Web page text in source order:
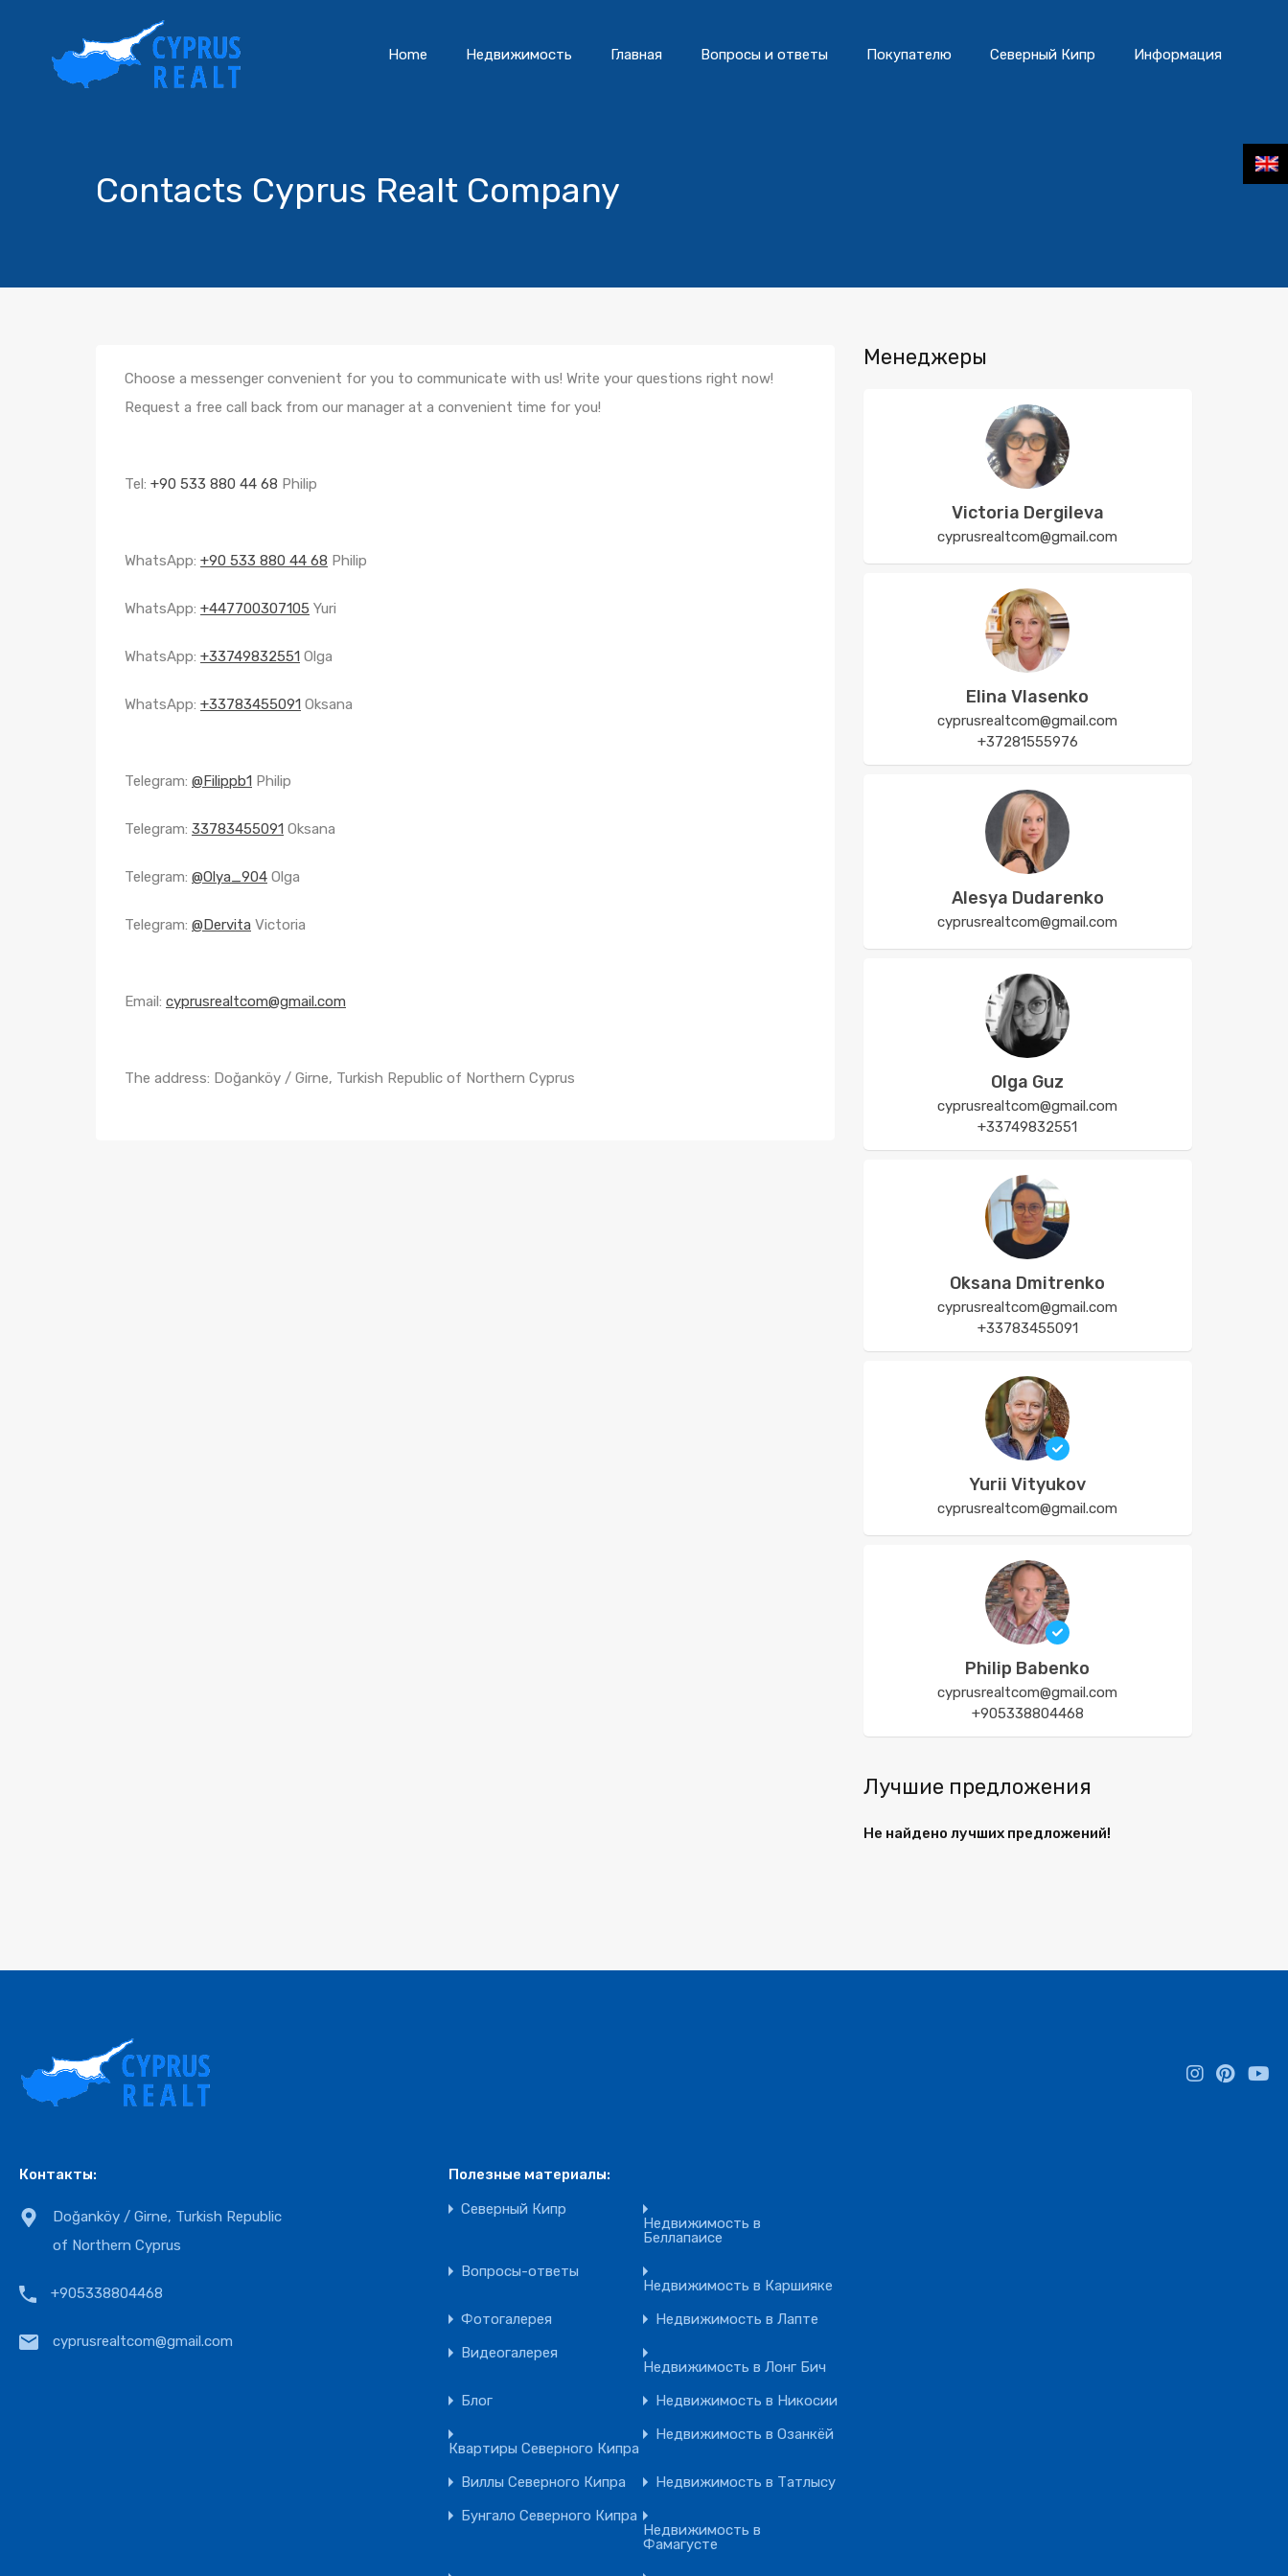
Home Недвижимость Главная Вопросы и ответы Покупателю Северный Кипр Информация
Contacts Cyprus Realt Company
Choose a messenger convenient for you to communicate with us! Write your questions right now!
Request a free call back from our manager at a convenient time for you!
Tel: +90 533 880 44 68 Philip
WhatsApp: +90 533 880 44 68 Philip
WhatsApp: +447700307105 Yuri
WhatsApp: +33749832551 Olga
WhatsApp: +33783455091 Oksana
Telegram: @Filippb1 Philip
Telegram: 33783455091 Oksana
Telegram: @Olya_904 Olga
Telegram: @Dervita Victoria
Email: cyprusrealtcom@gmail.com
The address: Doğanköy / Girne, Turkish Republic of Northern Cyprus
Менеджеры
Victoria Dergileva
cyprusrealtcom@gmail.com
Elina Vlasenko
cyprusrealtcom@gmail.com
+37281555976
Alesya Dudarenko
cyprusrealtcom@gmail.com
Olga Guz
cyprusrealtcom@gmail.com
+33749832551
Oksana Dmitrenko
cyprusrealtcom@gmail.com
+33783455091
Yurii Vityukov
cyprusrealtcom@gmail.com
Philip Babenko
cyprusrealtcom@gmail.com
+905338804468
Лучшие предложения
Не найдено лучших предложений!
Контакты:
Doğanköy / Girne, Turkish Republic
of Northern Cyprus
+905338804468
cyprusrealtcom@gmail.com
Полезные материалы:
Северный Кипр
Недвижимость в
Беллапаисе
Вопросы-ответы
Недвижимость в Каршияке
Фотогалерея
Недвижимость в Лапте
Видеогалерея
Недвижимость в Лонг Бич
Блог
Недвижимость в Никосии
Квартиры Северного Кипра
Недвижимость в Озанкёй
Виллы Северного Кипра
Недвижимость в Татлысу
Бунгало Северного Кипра
Недвижимость в
Фамагусте